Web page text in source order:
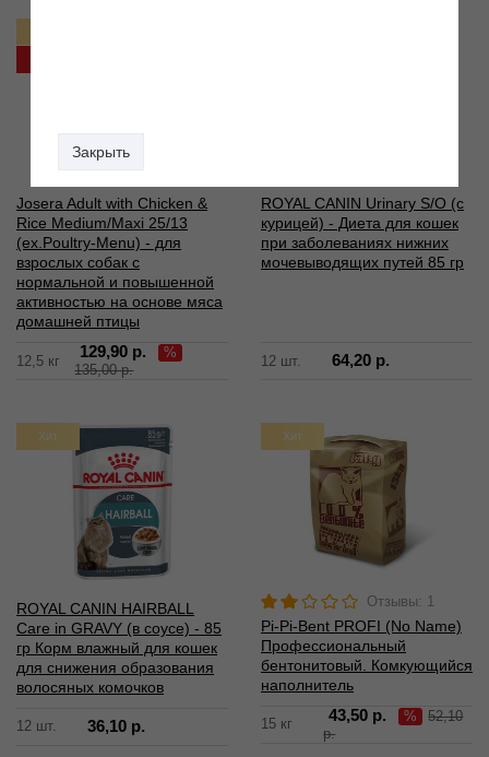
Закрыть
Josera Adult with Chicken &
Rice Medium/Maxi 25/13
(ex.Poultry-Menu) - для
взрослых собак с
нормальной и повышенной
активностью на основе мяса
домашней птицы
12,5 кг 129,90 р.
%
135,00 р.
ROYAL CANIN Urinary S/O (с
курицей) - Диета для кошек
при заболеваниях нижних
мочевыводящих путей 85 гр
12 шт. 64,20 р.
Хит
ROYAL CANIN HAIRBALL
Care in GRAVY (в соусе) - 85
гр Корм влажный для кошек
для снижения образования
волосяных комочков
12 шт. 36,10 р.
Хит
Отзывы: 1
Pi-Pi-Bent PROFI (No Name)
Профессиональный
бентонитовый. Комкующийся
наполнитель
15 кг 43,50 р. %
52,10
р.